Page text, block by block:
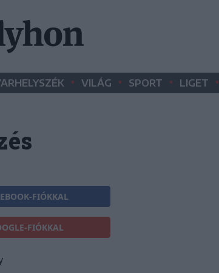
• VILÁG • SPORT • LIGET •
FIÓKKAL
FIÓKKAL